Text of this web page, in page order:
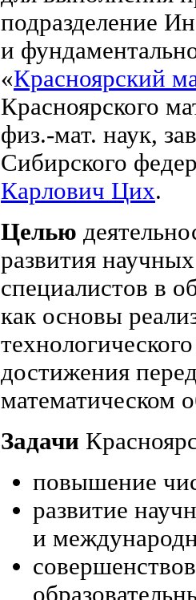
подразделение
и
«Красноярский
Красноярского
физ.-мат. наук,
Сибирского
Карлович Цих.
Целью
развития
специалистов в
как основы
достижения
математическом
Задачи
повышение
развитие
и